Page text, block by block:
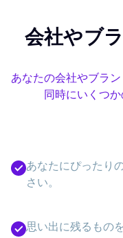
会社やブ
あなたの会社やブラ
同時にいくつ
あなたにぴったり
さい。
思い出に残るもの